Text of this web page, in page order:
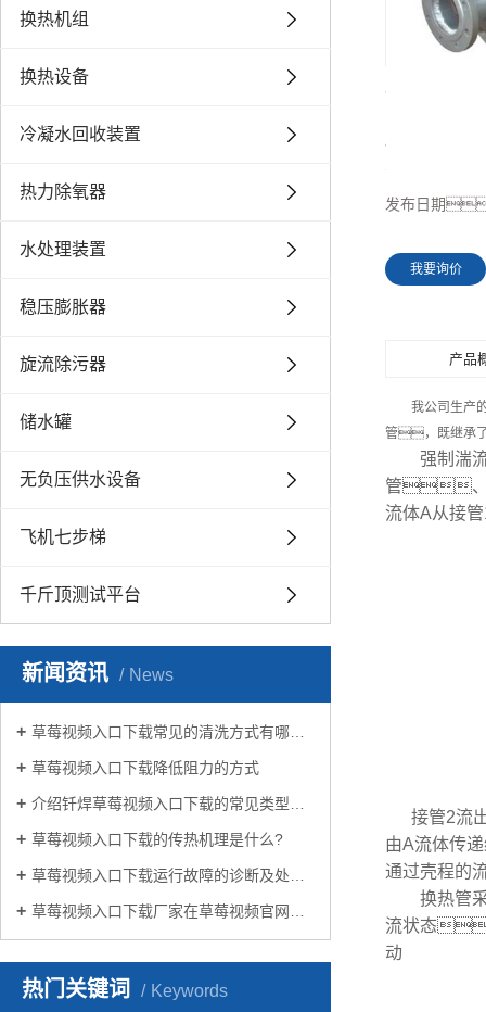
换热机组
换热设备
冷凝水回收装置
热力除氧器
水处理装置
稳压膨胀器
旋流除污器
储水罐
无负压供水设备
飞机七步梯
千斤顶测试平台
新闻资讯 News
草莓视频入口下载常见的清洗方式有哪些？
草莓视频入口下载降低阻力的方式
介绍钎焊草莓视频入口下载的常见类型有哪些
草莓视频入口下载的传热机理是什么?
草莓视频入口下载运行故障的诊断及处理方法
草莓视频入口下载厂家在草莓视频官网在线生活中有哪些作用？
热门关键词 Keywords
管壳式换热
发布日期
我要询价
产品
我公司生产
管，既继承
强制湍流
管、
流体A从接
接管2流
由A流体传
通过壳程的
换热管采
流状态
动